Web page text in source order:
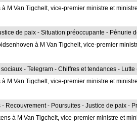
M Van Tigchelt, vice-premier ministre et
de paix - Situation préoccupante - Pénurie
à M Van Tigchelt, vice-premier
- Telegram - Chiffres et tendances - Lutte
M Van Tigchelt, vice-premier ministre et
Recouvrement - Poursuites - Justice de paix -
à M Van Tigchelt, vice-premier ministre et